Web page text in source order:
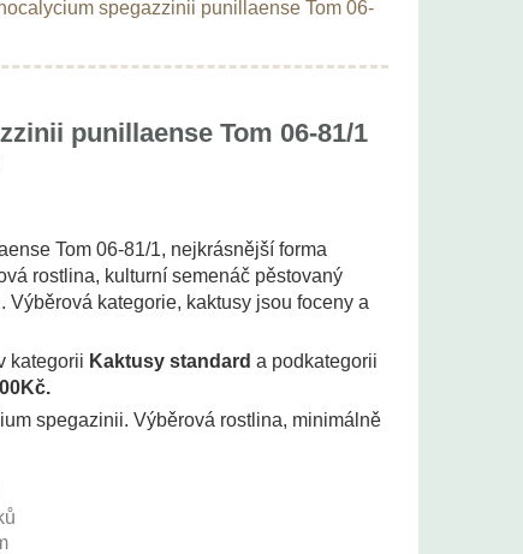
spegazzinii punillaense Tom 06-
punillaense Tom 06-81/1
Tom 06-81/1, nejkrásnější forma
rostlina, kulturní semenáč pěstovaný
Výběrová kategorie, kaktusy jsou foceny a
kategorii Kaktusy standard a podkategorii
spegazinii. Výběrová rostlina, minimálně